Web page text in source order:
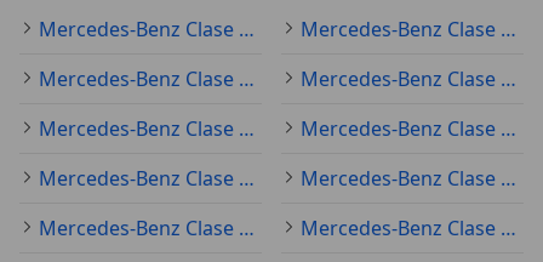
Mercedes-Benz Clase C (todo) 2022
Mercedes-Benz Clase C (todo) 2018
Mercedes-Benz Clase C (todo) 2019
Mercedes-Benz Clase C (todo) 2021
Mercedes-Benz Clase C (todo) 2020
Mercedes-Benz Clase C (todo) 2017
Mercedes-Benz Clase C (todo) 2025
Mercedes-Benz Clase C (todo) 2023
Mercedes-Benz Clase C (todo) 2024
Mercedes-Benz Clase C (todo) 2016